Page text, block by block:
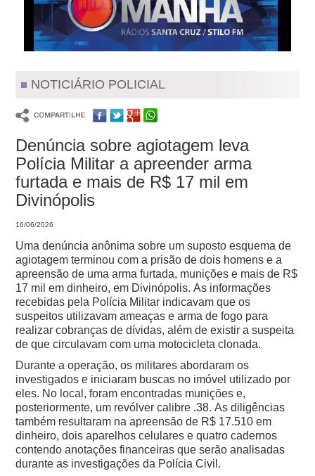
NOTICIÁRIO POLICIAL
Denúncia sobre agiotagem leva
Polícia Militar a apreender arma
furtada e mais de R$ 17 mil em
Divinópolis
16/06/2026
Uma denúncia anônima sobre um suposto esquema de
agiotagem terminou com a prisão de dois homens e a
apreensão de uma arma furtada, munições e mais de R$
17 mil em dinheiro, em Divinópolis.As informações
recebidas pela Polícia Militar indicavam que os
suspeitos utilizavam ameaças e arma de fogo para
realizar cobranças de dívidas, além de existir a suspeita
de que circulavam com uma motocicleta clonada.
Durante a operação, os militares abordaram os
investigados e iniciaram buscas no imóvel utilizado por
eles. No local, foram encontradas munições e,
posteriormente, um revólver calibre .38.As diligências
também resultaram na apreensão de R$ 17.510 em
dinheiro, dois aparelhos celulares e quatro cadernos
contendo anotações financeiras que serão analisadas
durante as investigações da Polícia Civil.